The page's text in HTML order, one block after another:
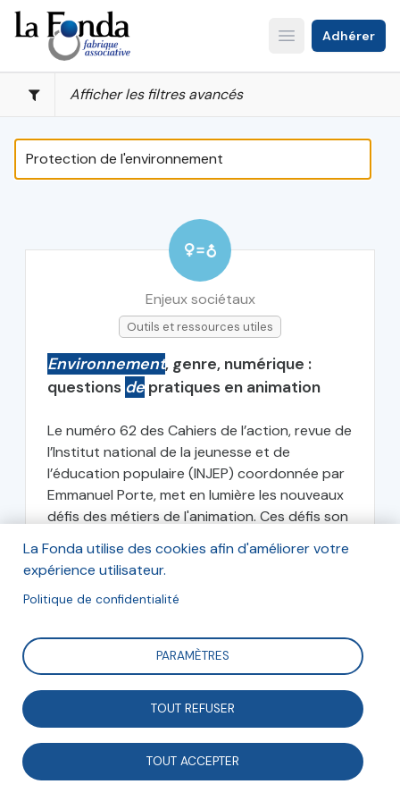
Aller
au
contenu
principal
Open main menu
Adhérer
Afficher les filtres avancés
Enjeux sociétaux
Outils et ressources utiles
Environnement, genre, numérique :
questions de pratiques en animation
Le numéro 62 des Cahiers de l’action, revue de
l’Institut national de la jeunesse et de
l’éducation populaire (INJEP) coordonnée par
Emmanuel Porte, met en lumière les nouveaux
défis des métiers de l'animation. Ces défis son
l’éducation populaire (INJEP)
janvier 2025
La Fonda utilise des cookies afin d'améliorer votre
expérience utilisateur.
Politique de confidentialité
PARAMÈTRES
TOUT REFUSER
TOUT ACCEPTER